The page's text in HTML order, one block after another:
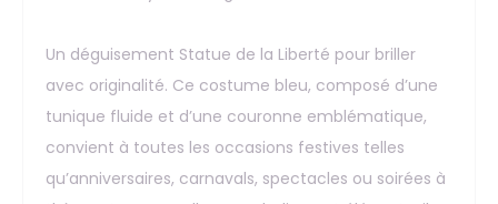
Un déguisement Statue de la Liberté pour briller
avec originalité. Ce costume bleu, composé d’une
tunique fluide et d’une couronne emblématique,
convient à toutes les occasions festives telles
qu’anniversaires, carnavals, spectacles ou soirées à